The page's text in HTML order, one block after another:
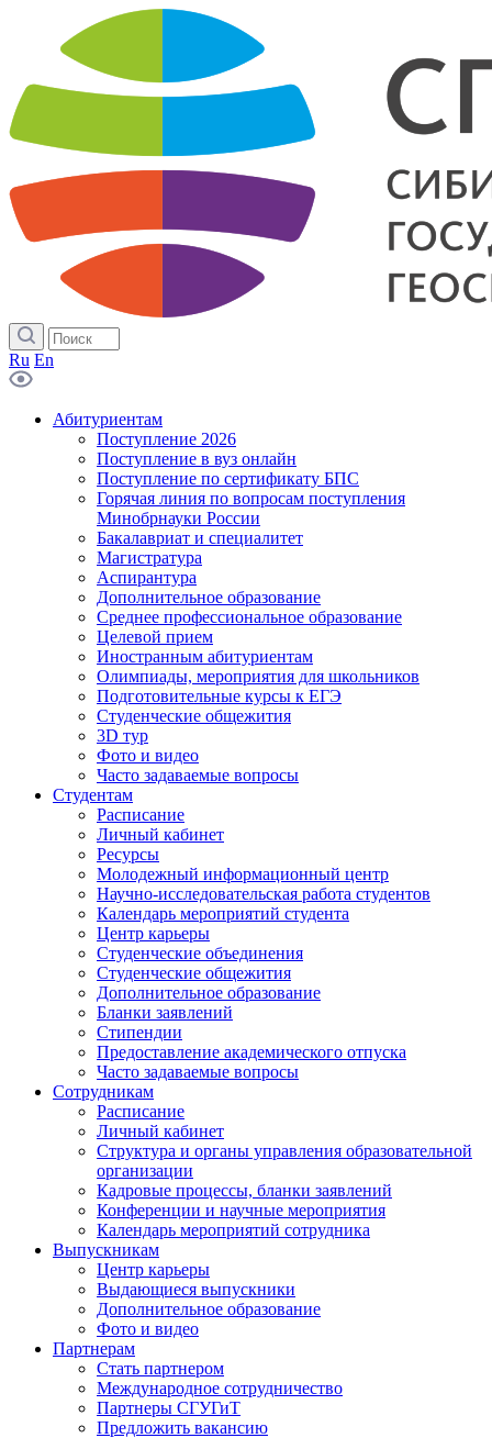
Ru En
Абитуриентам
Поступление 2026
Поступление в вуз онлайн
Поступление по сертификату БПС
Горячая линия по вопросам поступления
Минобрнауки России
Бакалавриат и специалитет
Магистратура
Аспирантура
Дополнительное образование
Среднее профессиональное образование
Целевой прием
Иностранным абитуриентам
Олимпиады, мероприятия для школьников
Подготовительные курсы к ЕГЭ
Студенческие общежития
3D тур
Фото и видео
Часто задаваемые вопросы
Студентам
Расписание
Личный кабинет
Ресурсы
Молодежный информационный центр
Научно-исследовательская работа студентов
Календарь мероприятий студента
Центр карьеры
Студенческие объединения
Студенческие общежития
Дополнительное образование
Бланки заявлений
Стипендии
Предоставление академического отпуска
Часто задаваемые вопросы
Сотрудникам
Расписание
Личный кабинет
Структура и органы управления образовательной
организации
Кадровые процессы, бланки заявлений
Конференции и научные мероприятия
Календарь мероприятий сотрудника
Выпускникам
Центр карьеры
Выдающиеся выпускники
Дополнительное образование
Фото и видео
Партнерам
Стать партнером
Международное сотрудничество
Партнеры СГУГиТ
Предложить вакансию